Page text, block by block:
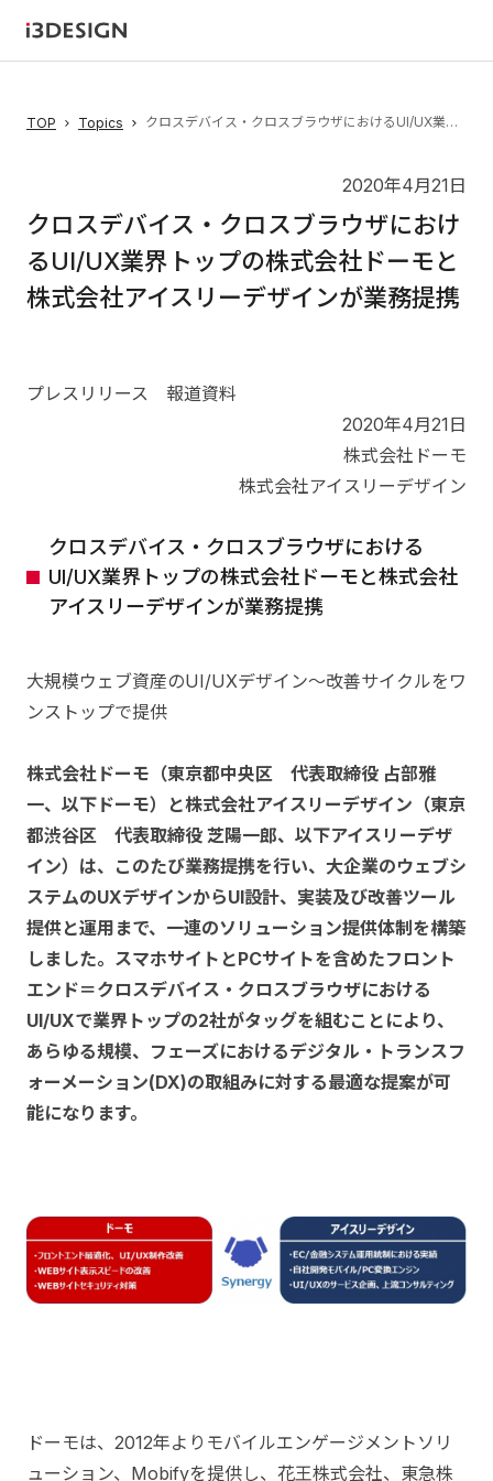
TOP Topics クロスデバイス・クロスブラウザにおけるUI/UX業界トップの株式会社ドーモと株式会社アイスリーデザインが業務提携
2020年4月21日
クロスデバイス・クロスブラウザにおけ
るUI/UX業界トップの株式会社ドーモと
株式会社アイスリーデザインが業務提携
プレスリリース 報道資料
2020年4月21日
株式会社ドーモ
株式会社アイスリーデザイン
クロスデバイス・クロスブラウザにおける
UI/UX業界トップの株式会社ドーモと株式会社
アイスリーデザインが業務提携
大規模ウェブ資産のUI/UXデザイン～改善サイクルをワ
ンストップで提供
株式会社ドーモ（東京都中央区 代表取締役 占部雅
一、以下ドーモ）と株式会社アイスリーデザイン（東京
都渋谷区 代表取締役 芝陽一郎、以下アイスリーデザ
イン）は、このたび業務提携を行い、大企業のウェブシ
ステムのUXデザインからUI設計、実装及び改善ツール
提供と運用まで、一連のソリューション提供体制を構築
しました。スマホサイトとPCサイトを含めたフロント
エンド＝クロスデバイス・クロスブラウザにおける
UI/UXで業界トップの2社がタッグを組むことにより、
あらゆる規模、フェーズにおけるデジタル・トランスフ
ォーメーション(DX)の取組みに対する最適な提案が可
能になります。
ドーモは、2012年よりモバイルエンゲージメントソリ
ューション、Mobifyを提供し、花王株式会社、東急株